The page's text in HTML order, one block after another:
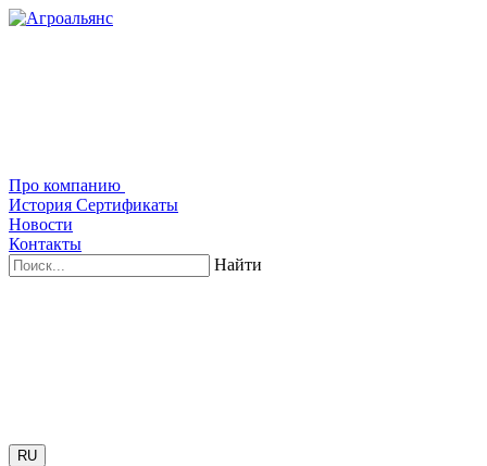
Про компанию
История Сертификаты
Новости
Контакты
Найти
RU